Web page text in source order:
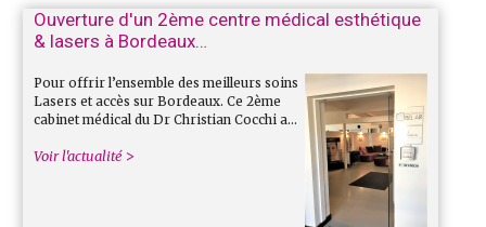
Ouverture d'un 2ème centre médical esthétique
& lasers à Bordeaux…
Pour offrir l’ensemble des meilleurs soins
Lasers et accès sur Bordeaux. Ce 2ème
cabinet médical du Dr Christian Cocchi a…
Voir l'actualité